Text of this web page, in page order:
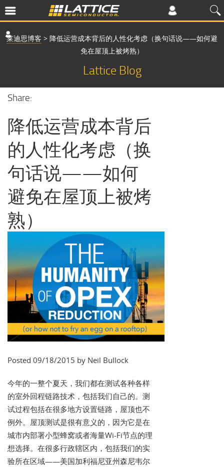
莱迪思博客 > 降低运营成本背后的人性化考虑（换句话说——如何避
免在屋顶上被烤熟）
Lattice Blog
Share:
降低运营成本背后
的人性化考虑（换
句话说——如何
避免在屋顶上被烤
熟）
Posted 09/18/2015 by Neil Bullock
今年的一整个夏天，我们都在测试各种各样
的室外回程链路技术，包括我们自己的。测
试过程包括在很多地方设置链路，屋顶也不
例外。屋顶测试是很有意义的，因为它是在
城市内部署小型蜂窝或者海量Wi-Fi节点的理
想选择。在很多行政辖区内，包括我们的实
验所在区域——美国加利福尼亚州森尼韦尔